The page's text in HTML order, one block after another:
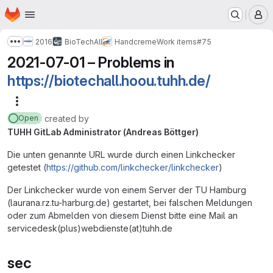
Skip to main content
Homepage
Show more breadcrumbs
2016 BioTechAll HandcremeWork items#75
2021-07-01 – Problems in
https://biotechall.hoou.tuhh.de/
Open created by
TUHH GitLab Administrator (Andreas Böttger)
Die unten genannte URL wurde durch einen Linkchecker
getestet (https://github.com/linkchecker/linkchecker)
Der Linkchecker wurde von einem Server der TU Hamburg
(laurana.rz.tu-harburg.de) gestartet, bei falschen Meldungen
oder zum Abmelden von diesem Dienst bitte eine Mail an
servicedesk(plus)webdienste(at)tuhh.de
sec